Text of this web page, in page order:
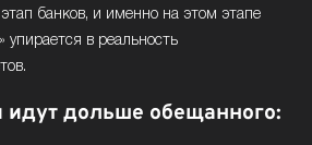
банков, и именно на этом этапе
упирается в реальность
идут дольше обещанного: